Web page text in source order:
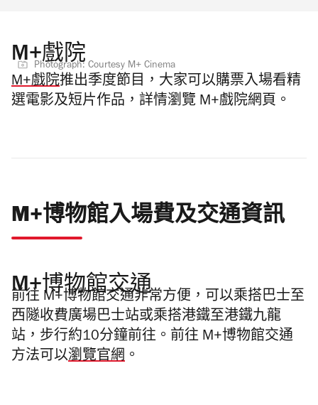
M+戲院
Photograph: Courtesy M+ Cinema
M+戲院推出季度節目，大家可以購票入場看精
選電影及短片作品，詳情瀏覽 M+戲院網頁。
M+博物館入場費及交通資訊
M+博物館交通
前往 M+博物館交通非常方便，可以乘搭巴士至
西隧收費廣場巴士站或乘搭港鐵至港鐵九龍
站，步行約10分鐘前往。前往 M+博物館交通
方法可以瀏覽官網 。